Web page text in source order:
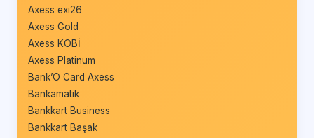
Axess exi26
Axess Gold
Axess KOBİ
Axess Platinum
Bank’O Card Axess
Bankamatik
Bankkart Business
Bankkart Başak